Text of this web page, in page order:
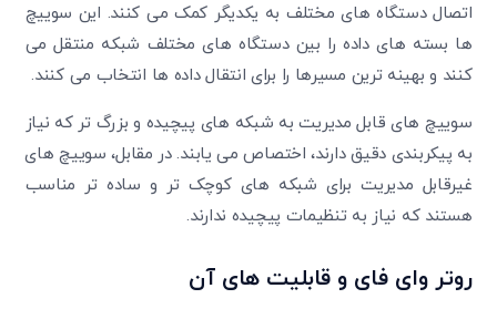
اتصال دستگاه های مختلف به یکدیگر کمک می کنند. این سوییچ
ها بسته های داده را بین دستگاه های مختلف شبکه منتقل می
کنند و بهینه ترین مسیرها را برای انتقال داده ها انتخاب می کنند.
سوییچ های قابل مدیریت به شبکه های پیچیده و بزرگ تر که نیاز
به پیکربندی دقیق دارند، اختصاص می یابند. در مقابل، سوییچ های
غیرقابل مدیریت برای شبکه های کوچک تر و ساده تر مناسب
هستند که نیاز به تنظیمات پیچیده ندارند.
روتر وای فای و قابلیت های آن